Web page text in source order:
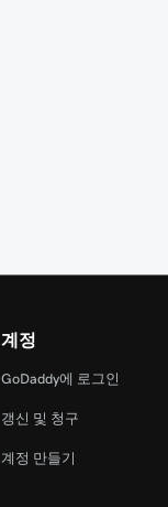
계정
GoDaddy에 로그인
갱신 및 청구
계정 만들기